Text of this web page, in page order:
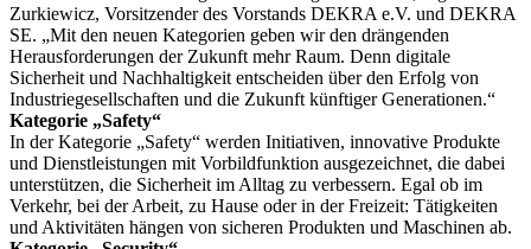
Zurkiewicz, Vorsitzender des Vorstands DEKRA e.V. und DEKRA
SE. „Mit den neuen Kategorien geben wir den drängenden
Herausforderungen der Zukunft mehr Raum. Denn digitale
Sicherheit und Nachhaltigkeit entscheiden über den Erfolg von
Industriegesellschaften und die Zukunft künftiger Generationen.“
Kategorie „Safety“
In der Kategorie „Safety“ werden Initiativen, innovative Produkte
und Dienstleistungen mit Vorbildfunktion ausgezeichnet, die dabei
unterstützen, die Sicherheit im Alltag zu verbessern. Egal ob im
Verkehr, bei der Arbeit, zu Hause oder in der Freizeit: Tätigkeiten
und Aktivitäten hängen von sicheren Produkten und Maschinen ab.